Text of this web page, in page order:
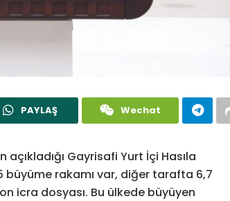
PAYLAŞ Wechat
açıkladığı Gayrisafi Yurt İçi Hasıla
büyüme rakamı var, diğer tarafta 6,7
icra dosyası. Bu ülkede büyüyen